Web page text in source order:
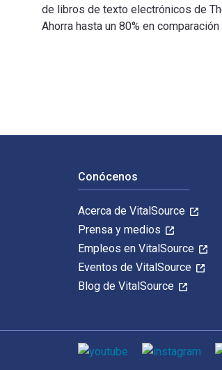
de libros de texto electrónicos de
Ahorra hasta un 80% en
Conócenos
Acerca de VitalSource
Prensa y medios
Empleos en VitalSource
Eventos de VitalSource
Blog de VitalSource
Medios de comunicación